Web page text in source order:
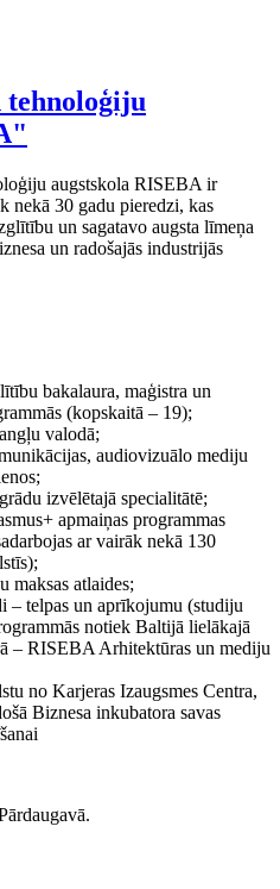
tehnoloģiju
augstskola RISEBA ir
nekā 30 gadu pieredzi, kas
un sagatavo augsta līmeņa
un radošajās industrijās
bakalaura, maģistra un
(kopskaitā – 19);
valodā;
audiovizuālo mediju
izvēlētajā specialitātē;
apmaiņas programmas
ar vairāk nekā 130
maksas atlaides;
– telpas un aprīkojumu (studiju
notiek Baltijā lielākajā
– RISEBA Arhitektūras un mediju
no Karjeras Izaugsmes Centra,
Biznesa inkubatora savas